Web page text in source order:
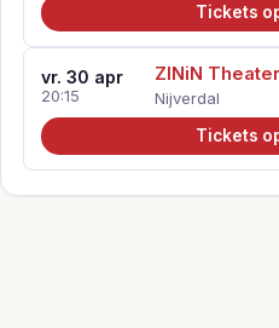
Tickets
vr. 30 apr
20:15
ZINiN Theater
Nijverdal
Tickets